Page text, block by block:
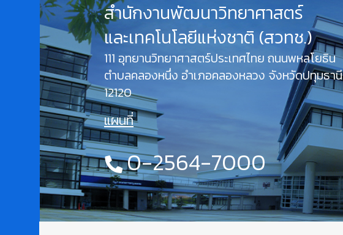
สำนักงานพัฒนาวิทยาศาสตร์
และเทคโนโลยีแห่งชาติ (สวทช.)
111 อุทยานวิทยาศาสตร์ประเทศไทย ถนนพหลโยธิน
ตำบลคลองหนึ่ง อำเภอคลองหลวง จังหวัดปทุมธานี
12120
แผนที่
0-2564-7000